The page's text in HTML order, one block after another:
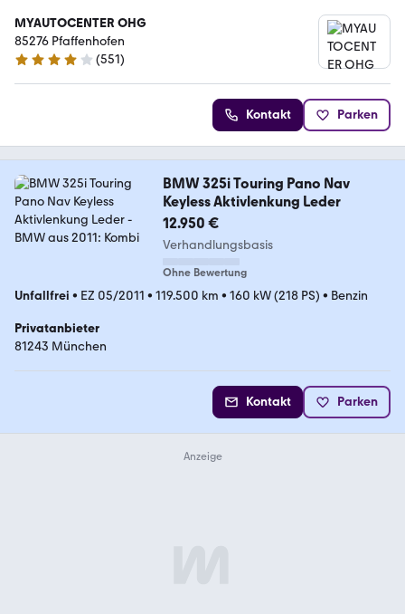
MYAUTOCENTER OHG
85276 Pfaffenhofen
4.2 Sterne
(551)
Kontakt Parken
BMW 325i Touring Pano Nav
Keyless Aktivlenkung Leder
12.950 €
Verhandlungsbasis
Ohne Bewertung
Unfallfrei • EZ 05/2011 • 119.500 km • 160 kW (218 PS) • Benzin
Privatanbieter
81243 München
Kontakt Parken